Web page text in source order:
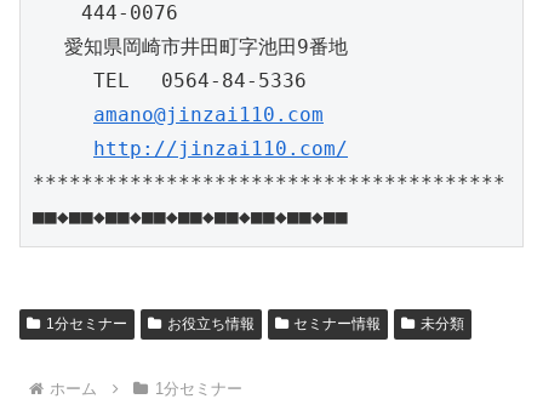
    444-0076
愛知県岡崎市井田町字池田9番地
     TEL 　0564-84-5336
amano@jinzai110.com
http://jinzai110.com/
***************************************
1分セミナー お役立ち情報 セミナー情報 未分類
ホーム 1分セミナー